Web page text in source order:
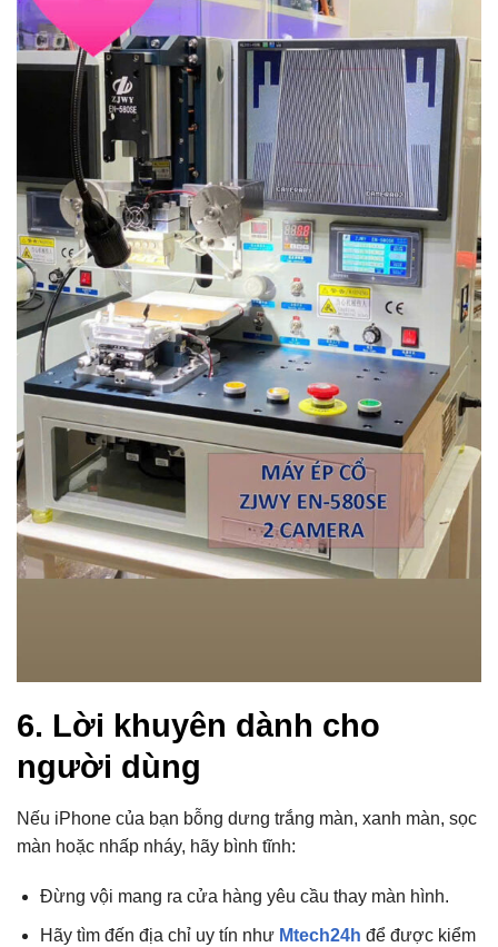
6. Lời khuyên dành cho
người dùng
Nếu iPhone của bạn bỗng dưng trắng màn, xanh màn, sọc
màn hoặc nhấp nháy, hãy bình tĩnh:
Đừng vội mang ra cửa hàng yêu cầu thay màn hình.
Hãy tìm đến địa chỉ uy tín như Mtech24h để được kiểm